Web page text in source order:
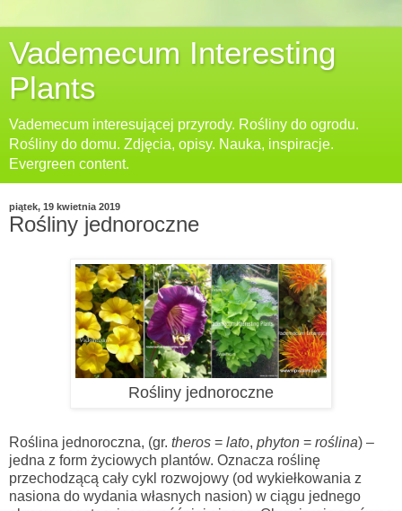
Vademecum Interesting
Plants
Vademecum interesującej przyrody. Rośliny do ogrodu.
Rośliny do domu. Zdjęcia, opisy. Nauka, inspiracje.
Evergreen content.
piątek, 19 kwietnia 2019
Rośliny jednoroczne
Rośliny jednoroczne
Roślina jednoroczna, (gr. theros = lato, phyton = roślina) –
jedna z form życiowych plantów. Oznacza roślinę
przechodzącą cały cykl rozwojowy (od wykiełkowania z
nasiona do wydania własnych nasion) w ciągu jednego